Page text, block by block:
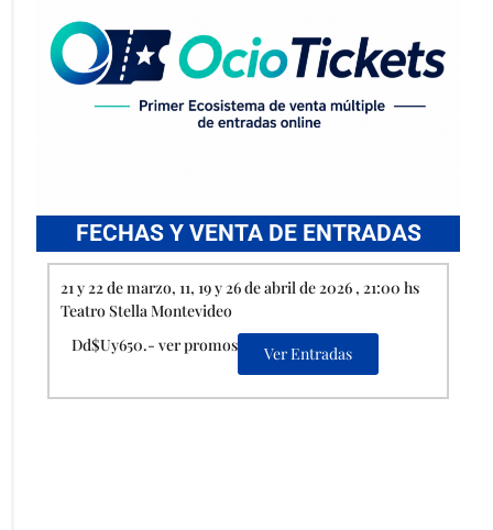
FECHAS Y VENTA DE ENTRADAS
21 y 22 de marzo, 11, 19 y 26 de abril de 2026 , 21:00 hs
Teatro Stella Montevideo
Dd$Uy650.- ver promos
Ver Entradas